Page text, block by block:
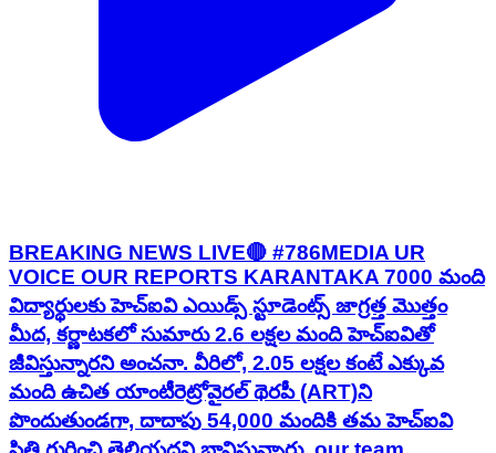
BREAKING NEWS LIVE🔴 #786MEDIA UR
VOICE OUR REPORTS KARANTAKA 7000 మంది
విద్యార్థులకు హెచ్ఐవి ఎయిడ్స్ స్టూడెంట్స్ జాగ్రత్త మొత్తం
మీద, కర్ణాటకలో సుమారు 2.6 లక్షల మంది హెచ్‌ఐవితో
జీవిస్తున్నారని అంచనా. వీరిలో, 2.05 లక్షల కంటే ఎక్కువ
మంది ఉచిత యాంటీరెట్రోవైరల్ థెరపీ (ART)ని
పొందుతుండగా, దాదాపు 54,000 మందికి తమ హెచ్‌ఐవి